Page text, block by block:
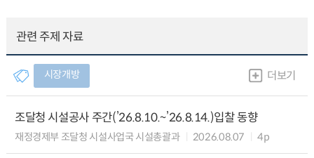
관련 주제 자료
시장개방 더보기
조달청 시설공사 주간(’26.8.10.~’26.8.14.)입찰 동향
재정경제부 조달청 시설사업국 시설총괄과 2026.08.07 4p